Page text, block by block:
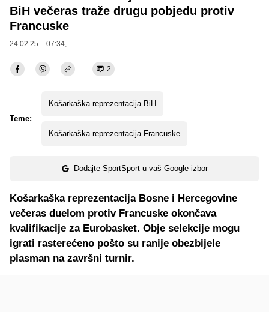
BiH večeras traže drugu pobjedu protiv
Francuske
24.02.25. - 07:34,
2
Teme:
Košarkaška reprezentacija BiH
Košarkaška reprezentacija Francuske
Dodajte SportSport u vaš Google izbor
Košarkaška reprezentacija Bosne i Hercegovine
večeras duelom protiv Francuske okončava
kvalifikacije za Eurobasket. Obje selekcije mogu
igrati rasterećeno pošto su ranije obezbijele
plasman na završni turnir.